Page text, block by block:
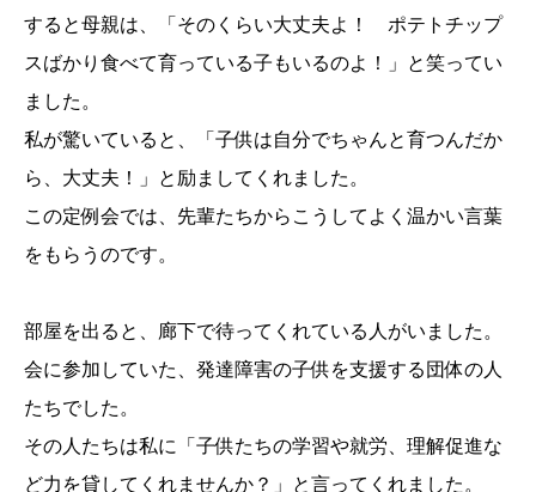
すると母親は、「そのくらい大丈夫よ！ ポテトチップ
スばかり食べて育っている子もいるのよ！」と笑ってい
ました。
私が驚いていると、「子供は自分でちゃんと育つんだか
ら、大丈夫！」と励ましてくれました。
この定例会では、先輩たちからこうしてよく温かい言葉
をもらうのです。
部屋を出ると、廊下で待ってくれている人がいました。
会に参加していた、発達障害の子供を支援する団体の人
たちでした。
その人たちは私に「子供たちの学習や就労、理解促進な
ど力を貸してくれませんか？」と言ってくれました。